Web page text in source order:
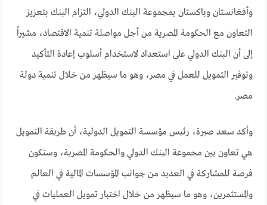
وأفغانستان وباكستان بمجموعة البنك الدولي، التزام البنك بتعزيز
التعاون مع الحكومة المصرية من أجل مواصلة تنمية الاقتصاد، مشيراً
إلى أن البنك الدولي على استعداد لاستخدام أسلوب إعادة التأكيد
وتوفير التمويل للعمل في مصر، وهو ما سيظهر من خلال تنمية دولة
مصر.
وأكد سعد صبرة، رئيس مؤسسة التمويل الدولية، أن طريقة التمويل
هي تعاون بين مجموعة البنك الدولي والحكومة المصرية، وستكون
فرصة للمشاركة في العديد من جوانب المؤسسات المالية في العالم
والمستثمرين، وهو ما سيظهر من خلال اختبار تمويل العمليات في